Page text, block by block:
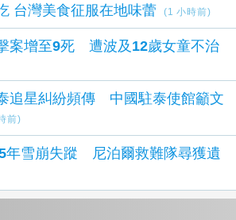
大馬人也愛吃 台灣美食征服在地味蕾 (1 小時前)
案增至9死 遭波及12歲女童不治
追星糾紛頻傳 中國駐泰使館籲文
前)
年雪崩失蹤 尼泊爾救難隊尋獲遺